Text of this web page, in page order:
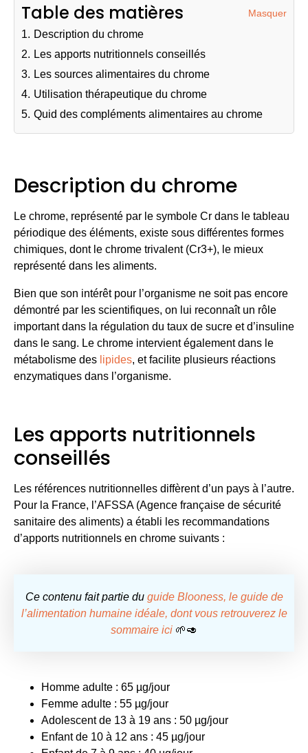
Table des matières Masquer
1. Description du chrome
2. Les apports nutritionnels conseillés
3. Les sources alimentaires du chrome
4. Utilisation thérapeutique du chrome
5. Quid des compléments alimentaires au chrome
Description du chrome
Le chrome, représenté par le symbole Cr dans le tableau
périodique des éléments, existe sous différentes formes
chimiques, dont le chrome trivalent (Cr3+), le mieux
représenté dans les aliments.
Bien que son intérêt pour l’organisme ne soit pas encore
démontré par les scientifiques, on lui reconnaît un rôle
important dans la régulation du taux de sucre et d’insuline
dans le sang. Le chrome intervient également dans le
métabolisme des lipides, et facilite plusieurs réactions
enzymatiques dans l’organisme.
Les apports nutritionnels
conseillés
Les références nutritionnelles diffèrent d’un pays à l’autre.
Pour la France, l’AFSSA (Agence française de sécurité
sanitaire des aliments) a établi les recommandations
d’apports nutritionnels en chrome suivants :
Ce contenu fait partie du guide Blooness, le guide de
l’alimentation humaine idéale, dont vous retrouverez le
sommaire ici 🌱🥑
Homme adulte : 65 µg/jour
Femme adulte : 55 µg/jour
Adolescent de 13 à 19 ans : 50 µg/jour
Enfant de 10 à 12 ans : 45 µg/jour